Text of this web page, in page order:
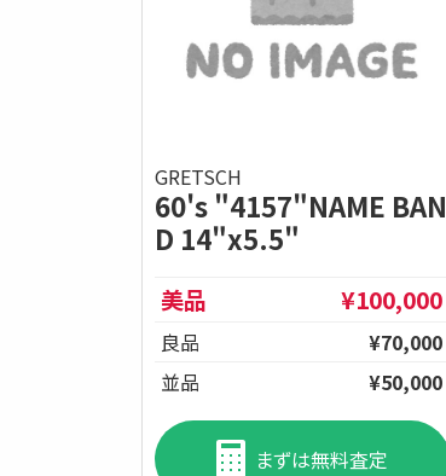
GRETSCH
60's "4157"NAME BAN
D 14"x5.5"
美品 ¥100,000
良品
¥70,000
並品
¥50,000
まずは無料査定